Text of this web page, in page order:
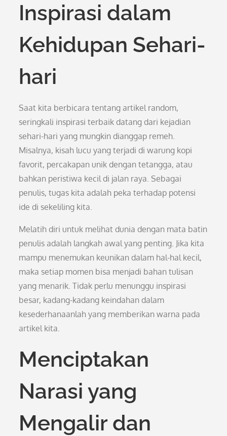
Inspirasi dalam
Kehidupan Sehari-
hari
Saat kita berbicara tentang artikel random,
seringkali inspirasi terbaik datang dari kejadian
sehari-hari yang mungkin dianggap remeh.
Misalnya, kisah lucu yang terjadi di warung kopi
favorit, percakapan unik dengan tetangga, atau
bahkan peristiwa kecil di jalan raya. Sebagai
penulis, tugas kita adalah peka terhadap potensi
ide di sekeliling kita.
Melatih diri untuk melihat dunia dengan mata batin
penulis adalah langkah awal yang penting. Jika kita
mampu menemukan keunikan dalam hal-hal kecil,
maka setiap momen bisa menjadi bahan tulisan
yang menarik. Tidak perlu menunggu inspirasi
besar, kadang-kadang keindahan dalam
kesederhanaanlah yang memberikan warna pada
artikel kita.
Menciptakan
Narasi yang
Mengalir dan